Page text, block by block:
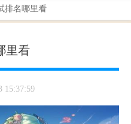
排名哪里看
里看
15:37:59